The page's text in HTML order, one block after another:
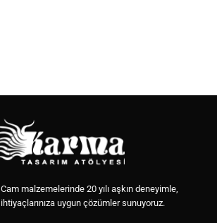
Cam malzemelerinde 20 yılı aşkın deneyimle,
ihtiyaçlarınıza uygun çözümler sunuyoruz.